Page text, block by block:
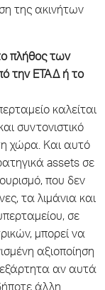
της ακινήτων
πλήθος των
την ΕΤΑΔ ή το
καλείται
συντονιστικό
χώρα. Και αυτό
assets σε
που δεν
τα λιμάνια και
σε
μπορεί να
αξιοποίηση
αν αυτά